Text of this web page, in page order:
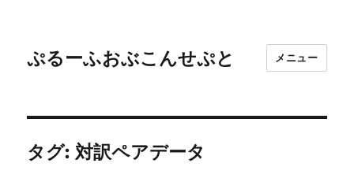
ぷるーふおぶこんせぷと メニュー
タグ: 対訳ペアデータ